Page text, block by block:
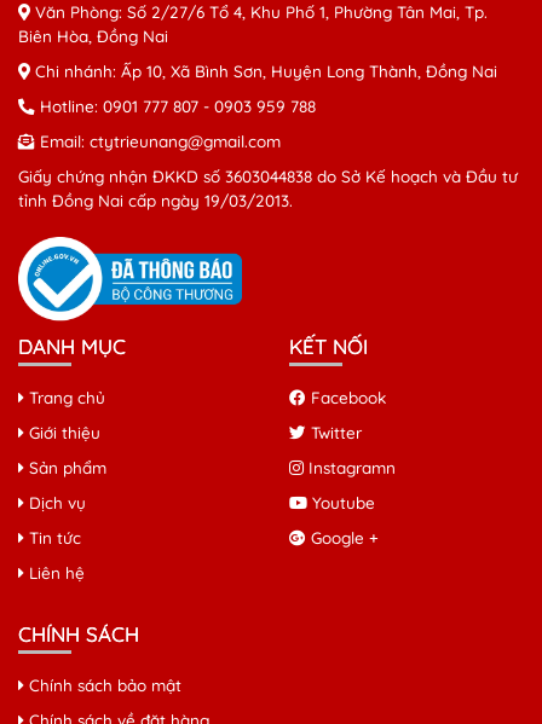
Văn Phòng: Số 2/27/6 Tổ 4, Khu Phố 1, Phường Tân Mai, Tp.
Biên Hòa, Đồng Nai
Chi nhánh: Ấp 10, Xã Bình Sơn, Huyện Long Thành, Đồng Nai
Hotline: 0901 777 807 - 0903 959 788
Email: ctytrieunang@gmail.com
Giấy chứng nhận ĐKKD số 3603044838 do Sở Kế hoạch và Đầu tư
tỉnh Đồng Nai cấp ngày 19/03/2013.
DANH MỤC
Trang chủ
Giới thiệu
Sản phẩm
Dịch vụ
Tin tức
Liên hệ
KẾT NỐI
Facebook
Twitter
Instagramn
Youtube
Google +
CHÍNH SÁCH
Chính sách bảo mật